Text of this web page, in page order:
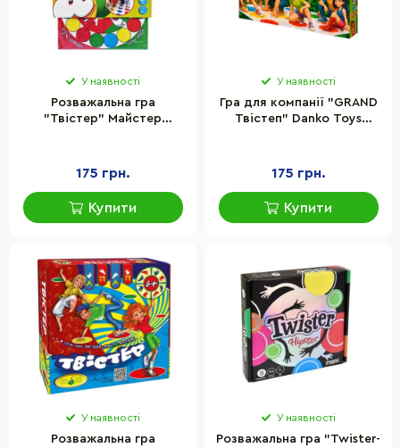
У наявності
Розважальна гра
"Твістер" Майстер
175 грн.
Купити
У наявності
Гра для компанії "GRAND
Твістеп" Danko Toys
175 грн.
Купити
У наявності
Розважальна гра
У наявності
Розважальна гра "Twister-